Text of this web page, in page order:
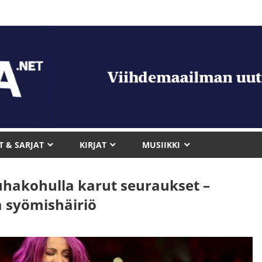
& SARJAT KIRJAT MUSIIKKI
karut seuraukset –
syömishäiriö